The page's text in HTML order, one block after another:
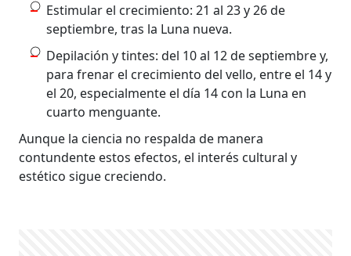
Estimular el crecimiento: 21 al 23 y 26 de
septiembre, tras la Luna nueva.
Depilación y tintes: del 10 al 12 de septiembre y,
para frenar el crecimiento del vello, entre el 14 y
el 20, especialmente el día 14 con la Luna en
cuarto menguante.
Aunque la ciencia no respalda de manera
contundente estos efectos, el interés cultural y
estético sigue creciendo.